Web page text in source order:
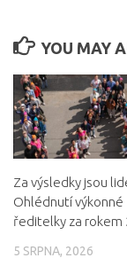
YOU MAY
Za výsledky jsou
Ohlédnutí výkonné
ředitelky za rokem
5 SRPNA, 2026